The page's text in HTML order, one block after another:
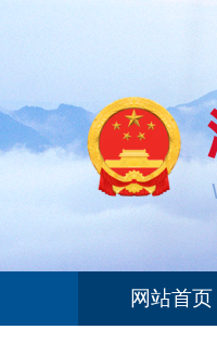
网站首页